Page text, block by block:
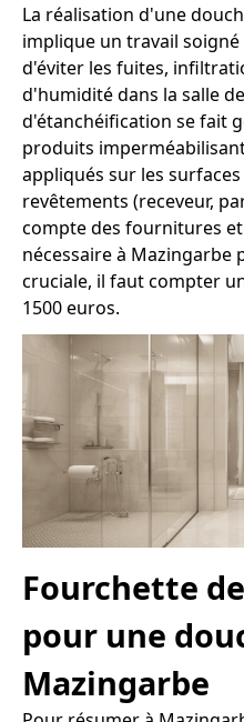
La réalisation d'une
implique un travail
d'éviter les fuites,
d'humidité dans la salle
d'étanchéification se fait
produits
appliqués sur les
revêtements (receveur,
compte des fournitures
nécessaire à Mazingarbe
cruciale, il faut compter
1500 euros.
Fourchette
pour une
Mazingarbe